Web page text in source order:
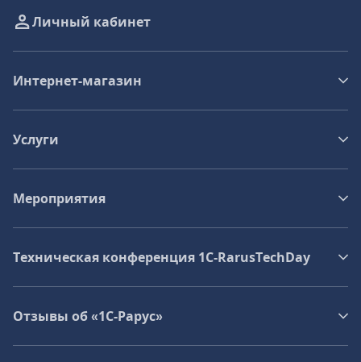
Личный кабинет
Интернет-магазин
Услуги
Мероприятия
Техническая конференция 1C‑RarusTechDay
Отзывы об «1С-Рарус»